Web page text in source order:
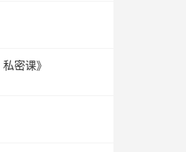
密课》